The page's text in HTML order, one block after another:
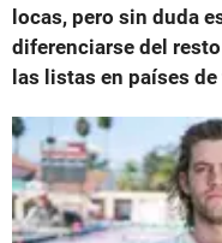
locas, pero sin duda
diferenciarse del
las listas en países